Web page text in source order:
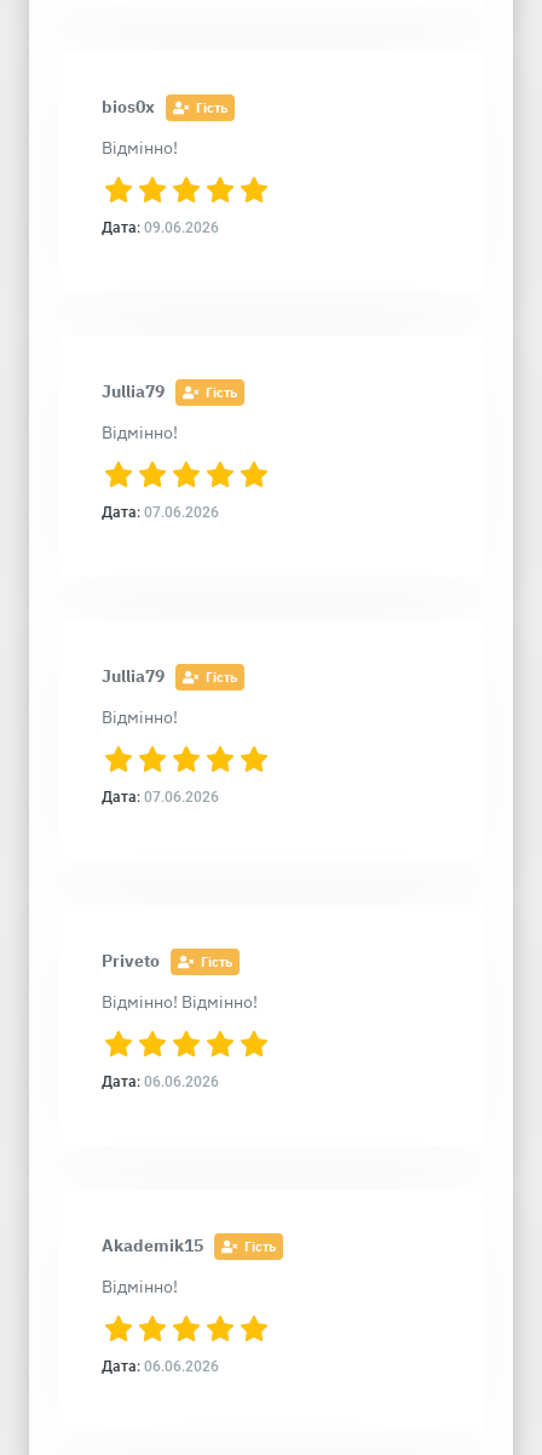
bios0x Гість
Відмінно!
Дата: 09.06.2026
Jullia79 Гість
Відмінно!
Дата: 07.06.2026
Jullia79 Гість
Відмінно!
Дата: 07.06.2026
Priveto Гість
Відмінно! Відмінно!
Дата: 06.06.2026
Akademik15 Гість
Відмінно!
Дата: 06.06.2026